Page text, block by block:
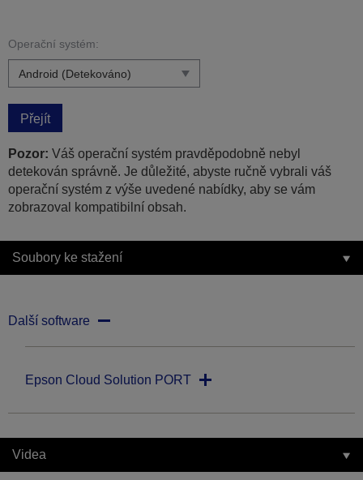
Operační systém:
Přejít
Pozor: Váš operační systém pravděpodobně nebyl
detekován správně. Je důležité, abyste ručně vybrali váš
operační systém z výše uvedené nabídky, aby se vám
zobrazoval kompatibilní obsah.
Soubory ke stažení
Další software
Epson Cloud Solution PORT
Videa